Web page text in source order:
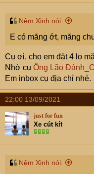
Nệm Xinh nói:
E có măng ớt, măng
Cụ ơi, cho em đặt 4 lọ
Nhờ cụ Ông Lão
Em inbox cụ địa chỉ nhé.
22:00 13/09/2021
just for fun
Xe cút kít
Nệm Xinh nói: